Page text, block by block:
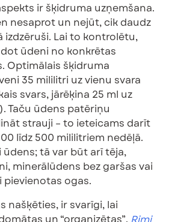
ir šķidruma uzņemšana.
nesaprot un nejūt, cik daudz
izdzēruši. Lai to kontrolētu,
ūdeni no konkrētas
Optimālais šķidruma
35 mililitri uz vienu svara
svars, jārēķina 25 ml uz
Taču ūdens patēriņu
strauji – to ieteicams darīt
līdz 500 mililitriem nedēļā.
ūdens; tā var būt arī tēja,
minerālūdens bez garšas vai
pievienotas ogas.
našķēties, ir svarīgi, lai